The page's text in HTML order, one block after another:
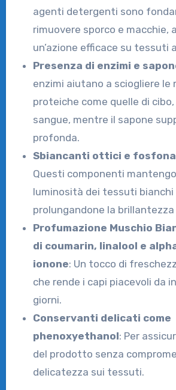
agenti detergenti sono
rimuovere sporco e macchie,
un’azione efficace su tessuti
Presenza di enzimi e
enzimi aiutano a sciogliere le
proteiche come quelle di
sangue, mentre il sapone
profonda.
Sbiancanti ottici e
Questi componenti
luminosità dei tessuti bianchi
prolungandone la
Profumazione Muschio
di coumarin, linalool e
ionone: Un tocco di
che rende i capi piacevoli da
giorni.
Conservanti delicati come
phenoxyethanol: Per
del prodotto senza
delicatezza sui tessuti.